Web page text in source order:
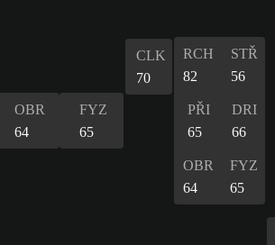
OBR
64
FYZ
65
CLK
70
RCH
82
STŘ
56
PŘI
65
DRI
66
OBR
64
FYZ
65